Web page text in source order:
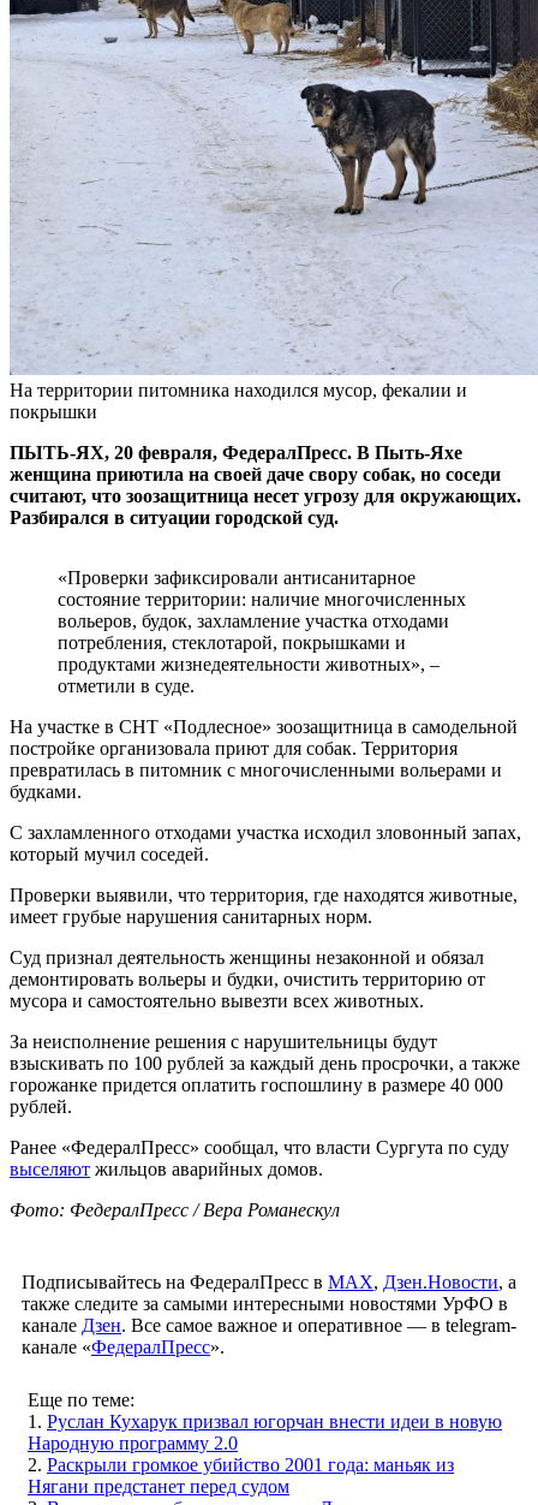
На территории питомника находился мусор, фекалии и
покрышки
ПЫТЬ-ЯХ, 20 февраля, ФедералПресс. В Пыть-Яхе
женщина приютила на своей даче свору собак, но соседи
считают, что зоозащитница несет угрозу для окружающих.
Разбирался в ситуации городской суд.
«Проверки зафиксировали антисанитарное
состояние территории: наличие многочисленных
вольеров, будок, захламление участка отходами
потребления, стеклотарой, покрышками и
продуктами жизнедеятельности животных», –
отметили в суде.
На участке в СНТ «Подлесное» зоозащитница в самодельной
постройке организовала приют для собак. Территория
превратилась в питомник с многочисленными вольерами и
будками.
С захламленного отходами участка исходил зловонный запах,
который мучил соседей.
Проверки выявили, что территория, где находятся животные,
имеет грубые нарушения санитарных норм.
Суд признал деятельность женщины незаконной и обязал
демонтировать вольеры и будки, очистить территорию от
мусора и самостоятельно вывезти всех животных.
За неисполнение решения с нарушительницы будут
взыскивать по 100 рублей за каждый день просрочки, а также
горожанке придется оплатить госпошлину в размере 40 000
рублей.
Ранее «ФедералПресс» сообщал, что власти Сургута по суду
выселяют жильцов аварийных домов.
Фото: ФедералПресс / Вера Романескул
Подписывайтесь на ФедералПресс в МАХ, Дзен.Новости, а
также следите за самыми интересными новостями УрФО в
канале Дзен. Все самое важное и оперативное — в telegram-
канале «ФедералПресс».
Еще по теме:
1. Руслан Кухарук призвал югорчан внести идеи в новую
Народную программу 2.0
2. Раскрыли громкое убийство 2001 года: маньяк из
Нягани предстанет перед судом